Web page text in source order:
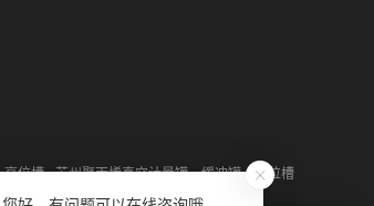
高位槽 苏州聚丙烯真空计量罐、缓冲罐、高位槽